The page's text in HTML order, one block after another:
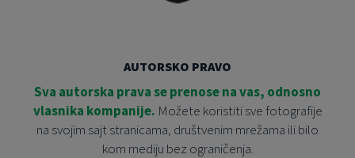
AUTORSKO PRAVO
Sva autorska prava se prenose na vas, odnosno
vlasnika kompanije. Možete koristiti sve fotografije
na svojim sajt stranicama, društvenim mrežama ili bilo
kom mediju bez ograničenja.